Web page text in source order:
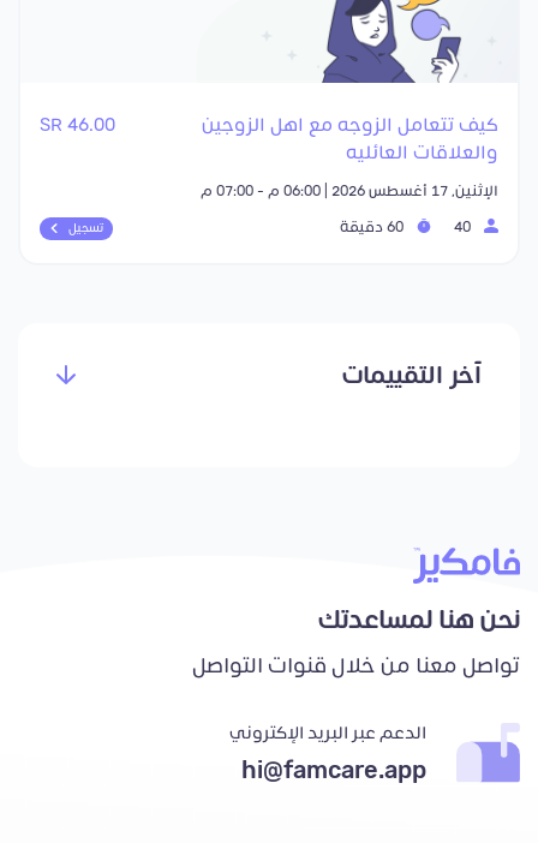
كيف تتعامل الزوجه مع اهل الزوجين
والعلاقات العائليه
46.00 SR
الإثنين, 17 أغسطس 2026 | 06:00 م - 07:00 م
تسجيل
آخر التقييمات
نحن هنا لمساعدتك
تواصل معنا من خلال قنوات التواصل
الدعم عبر البريد الإكتروني
hi@famcare.app